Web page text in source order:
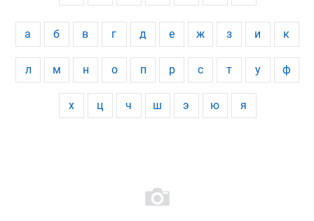
а б в г д е ж з и к
л м н о п р с т у ф
х ц ч ш э ю я